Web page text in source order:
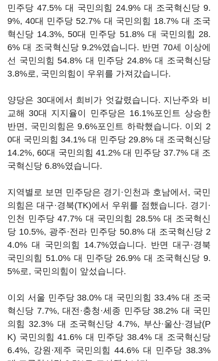
민주당 47.5% 대 국민의힘 24.9% 대 조국혁신당 9.
9%, 40대 민주당 52.7% 대 국민의힘 18.7% 대 조국
혁신당 14.3%, 50대 민주당 51.8% 대 국민의힘 28.
6% 대 조국혁신당 9.2%였습니다. 반면 70세 이상에
선 국민의힘 54.8% 대 민주당 24.8% 대 조국혁신당
3.8%로, 국민의힘이 우위를 가져갔습니다.
양당은 30대에서 희비가 엇갈렸습니다. 지난주와 비
교해 30대 지지율이 민주당은 16.1%포인트 상승한
반면, 국민의힘은 9.6%포인트 하락했습니다. 이외 2
0대 국민의힘 34.1% 대 민주당 29.8% 대 조국혁신당
14.2%, 60대 국민의힘 41.2% 대 민주당 37.7% 대 조
국혁신당 6.8%였습니다.
지역별로 보면 민주당은 경기·인천과 호남에서, 국민
의힘은 대구·경북(TK)에서 우위를 점했습니다. 경기·
인천 민주당 47.7% 대 국민의힘 28.5% 대 조국혁신
당 10.5%, 광주·전라 민주당 50.8% 대 조국혁신당 2
4.0% 대 국민의힘 14.7%였습니다. 반면 대구·경북
국민의힘 51.0% 대 민주당 26.9% 대 조국혁신당 9.
5%로, 국민의힘이 앞섰습니다.
이외 서울 민주당 38.0% 대 국민의힘 33.4% 대 조국
혁신당 7.7%, 대전·충청·세종 민주당 38.2% 대 국민
의힘 32.3% 대 조국혁신당 4.7%, 부산·울산·경남(P
K) 국민의힘 41.6% 대 민주당 38.4% 대 조국혁신당
6.4%, 강원·제주 국민의힘 44.6% 대 민주당 38.3%